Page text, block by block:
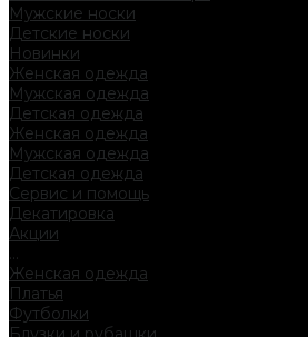
Мужские носки
Детские носки
Новинки
Женская одежда
Мужская одежда
Детская одежда
Женская одежда
Мужская одежда
Детская одежда
Сервис и помощь
Декатировка
Акции
...
Женская одежда
Платья
Футболки